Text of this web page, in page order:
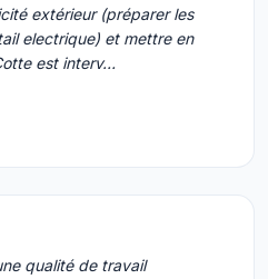
extérieur (préparer les
electrique) et mettre en
est interv…
qualité de travail